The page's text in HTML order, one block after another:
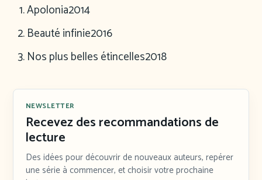
Apolonia2014
Beauté infinie2016
Nos plus belles étincelles2018
NEWSLETTER
Recevez des recommandations de
lecture
Des idées pour découvrir de nouveaux auteurs, repérer
une série à commencer, et choisir votre prochaine